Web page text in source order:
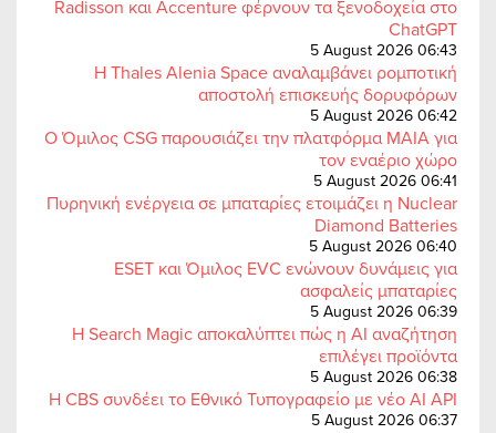
Radisson και Accenture φέρνουν τα ξενοδοχεία στο
ChatGPT
5 August 2026 06:43
Η Thales Alenia Space αναλαμβάνει ρομποτική
αποστολή επισκευής δορυφόρων
5 August 2026 06:42
Ο Όμιλος CSG παρουσιάζει την πλατφόρμα MAIA για
τον εναέριο χώρο
5 August 2026 06:41
Πυρηνική ενέργεια σε μπαταρίες ετοιμάζει η Nuclear
Diamond Batteries
5 August 2026 06:40
ESET και Όμιλος EVC ενώνουν δυνάμεις για
ασφαλείς μπαταρίες
5 August 2026 06:39
Η Search Magic αποκαλύπτει πώς η AI αναζήτηση
επιλέγει προϊόντα
5 August 2026 06:38
Η CBS συνδέει το Εθνικό Τυπογραφείο με νέο AI API
5 August 2026 06:37